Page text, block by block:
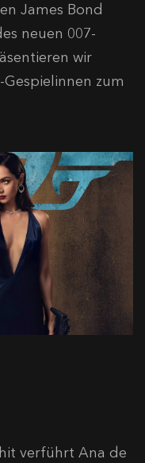
James Bond
neuen 007-
wir
zum
verführt Ana de